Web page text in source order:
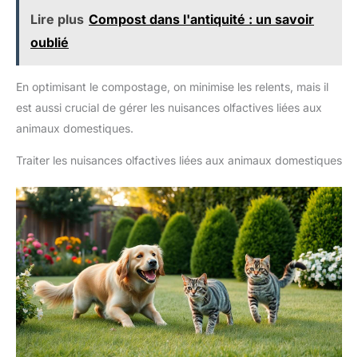
Lire plus Compost dans l'antiquité : un savoir
oublié
En optimisant le compostage, on minimise les relents, mais il
est aussi crucial de gérer les nuisances olfactives liées aux
animaux domestiques.
Traiter les nuisances olfactives liées aux animaux domestiques